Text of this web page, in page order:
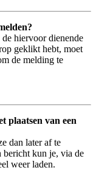
hiervoor dienende
geklikt hebt, moet
de melding te
plaatsen van een
dan later af te
bericht kun je, via de
weer laden.